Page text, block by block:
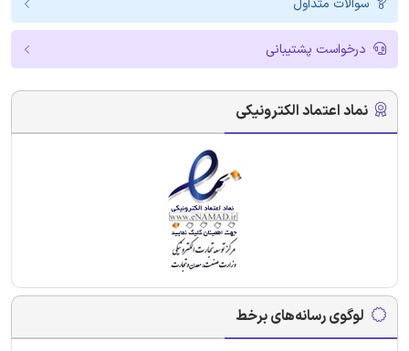
سوالات متداول
درخواست پشتیبانی
نماد اعتماد الکترونیکی
لوگوی رسانه‌های برخط